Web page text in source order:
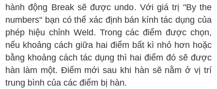
hành động Break sẽ được undo. Với giá trị "By the
numbers" bạn có thể xác định bán kính tác dụng của
phép hiệu chỉnh Weld. Trong các điểm được chọn,
nếu khoảng cách giữa hai điểm bất kì nhỏ hơn hoặc
bằng khoảng cách tác dụng thì hai điểm đó sẽ được
hàn làm một. Điểm mới sau khi hàn sẽ nằm ở vị trí
trung bình của các điểm bị hàn.